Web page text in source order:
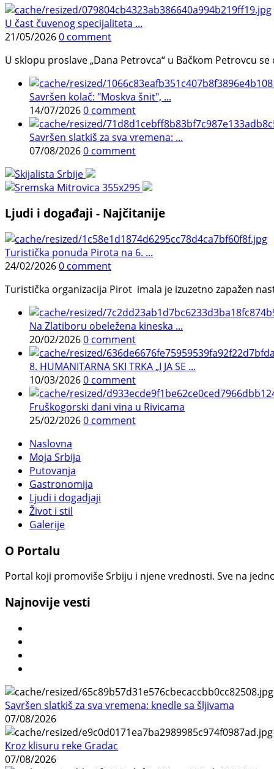
U čast čuvenog specijaliteta ...
21/05/20260 comment
U sklopu proslave „Dana Petrovca“ u Bačkom Petrovcu
Savršen kolač: "Moskva šnit", ...
14/07/20260 comment
Savršen slatkiš za sva vremena: ...
07/08/20260 comment
Ljudi i događaji - Najčitanije
Turistička ponuda Pirota na 6. ...
24/02/20260 comment
Turistička organizacija Pirot imala je izuzetno zapažen
Na Zlatiboru obeležena kineska ...
20/02/20260 comment
8. HUMANITARNA SKI TRKA „I JA SE ...
10/03/20260 comment
Fruškogorski dani vina u Rivicama
25/02/20260 comment
Naslovna
Moja Srbija
Putovanja
Gastronomija
Ljudi i dogadjaji
Život i stil
Galerije
O Portalu
Portal koji promoviše Srbiju i njene vrednosti. Sve na
Najnovije vesti
Savršen slatkiš za sva vremena: knedle sa šljivama
07/08/2026
Kroz klisuru reke Gradac
07/08/2026